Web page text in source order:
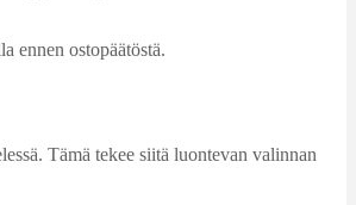
ennen ostopäätöstä.
Tämä tekee siitä luontevan valinnan